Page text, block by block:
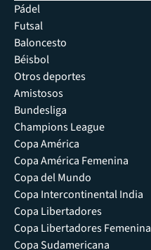
Pádel
Futsal
Baloncesto
Béisbol
Otros deportes
Amistosos
Bundesliga
Champions League
Copa América
Copa América Femenina
Copa del Mundo
Copa Intercontinental India
Copa Libertadores
Copa Libertadores Femenina
Copa Sudamericana